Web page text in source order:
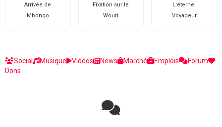
Arrivée de
Mbongo
Fixation sur le
Wouri
L'éternel
Voyageur
Social Musique Vidéos News Marché Emplois
Forum
Dons